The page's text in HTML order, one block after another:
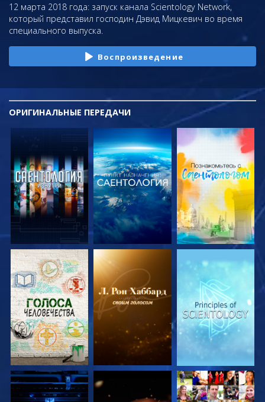
12 марта 2018 года: запуск канала Scientology Network,
который представил господин Дэвид Мицкевич во время
специального выпуска.
Воспроизведение
ОРИГИНАЛЬНЫЕ ПЕРЕДАЧИ
СМОТРЕТЬ
ПЕРЕДАЧИ
СМОТРЕТЬ
ПЕРЕДАЧИ
СМОТРЕТЬ
ПЕРЕДАЧИ